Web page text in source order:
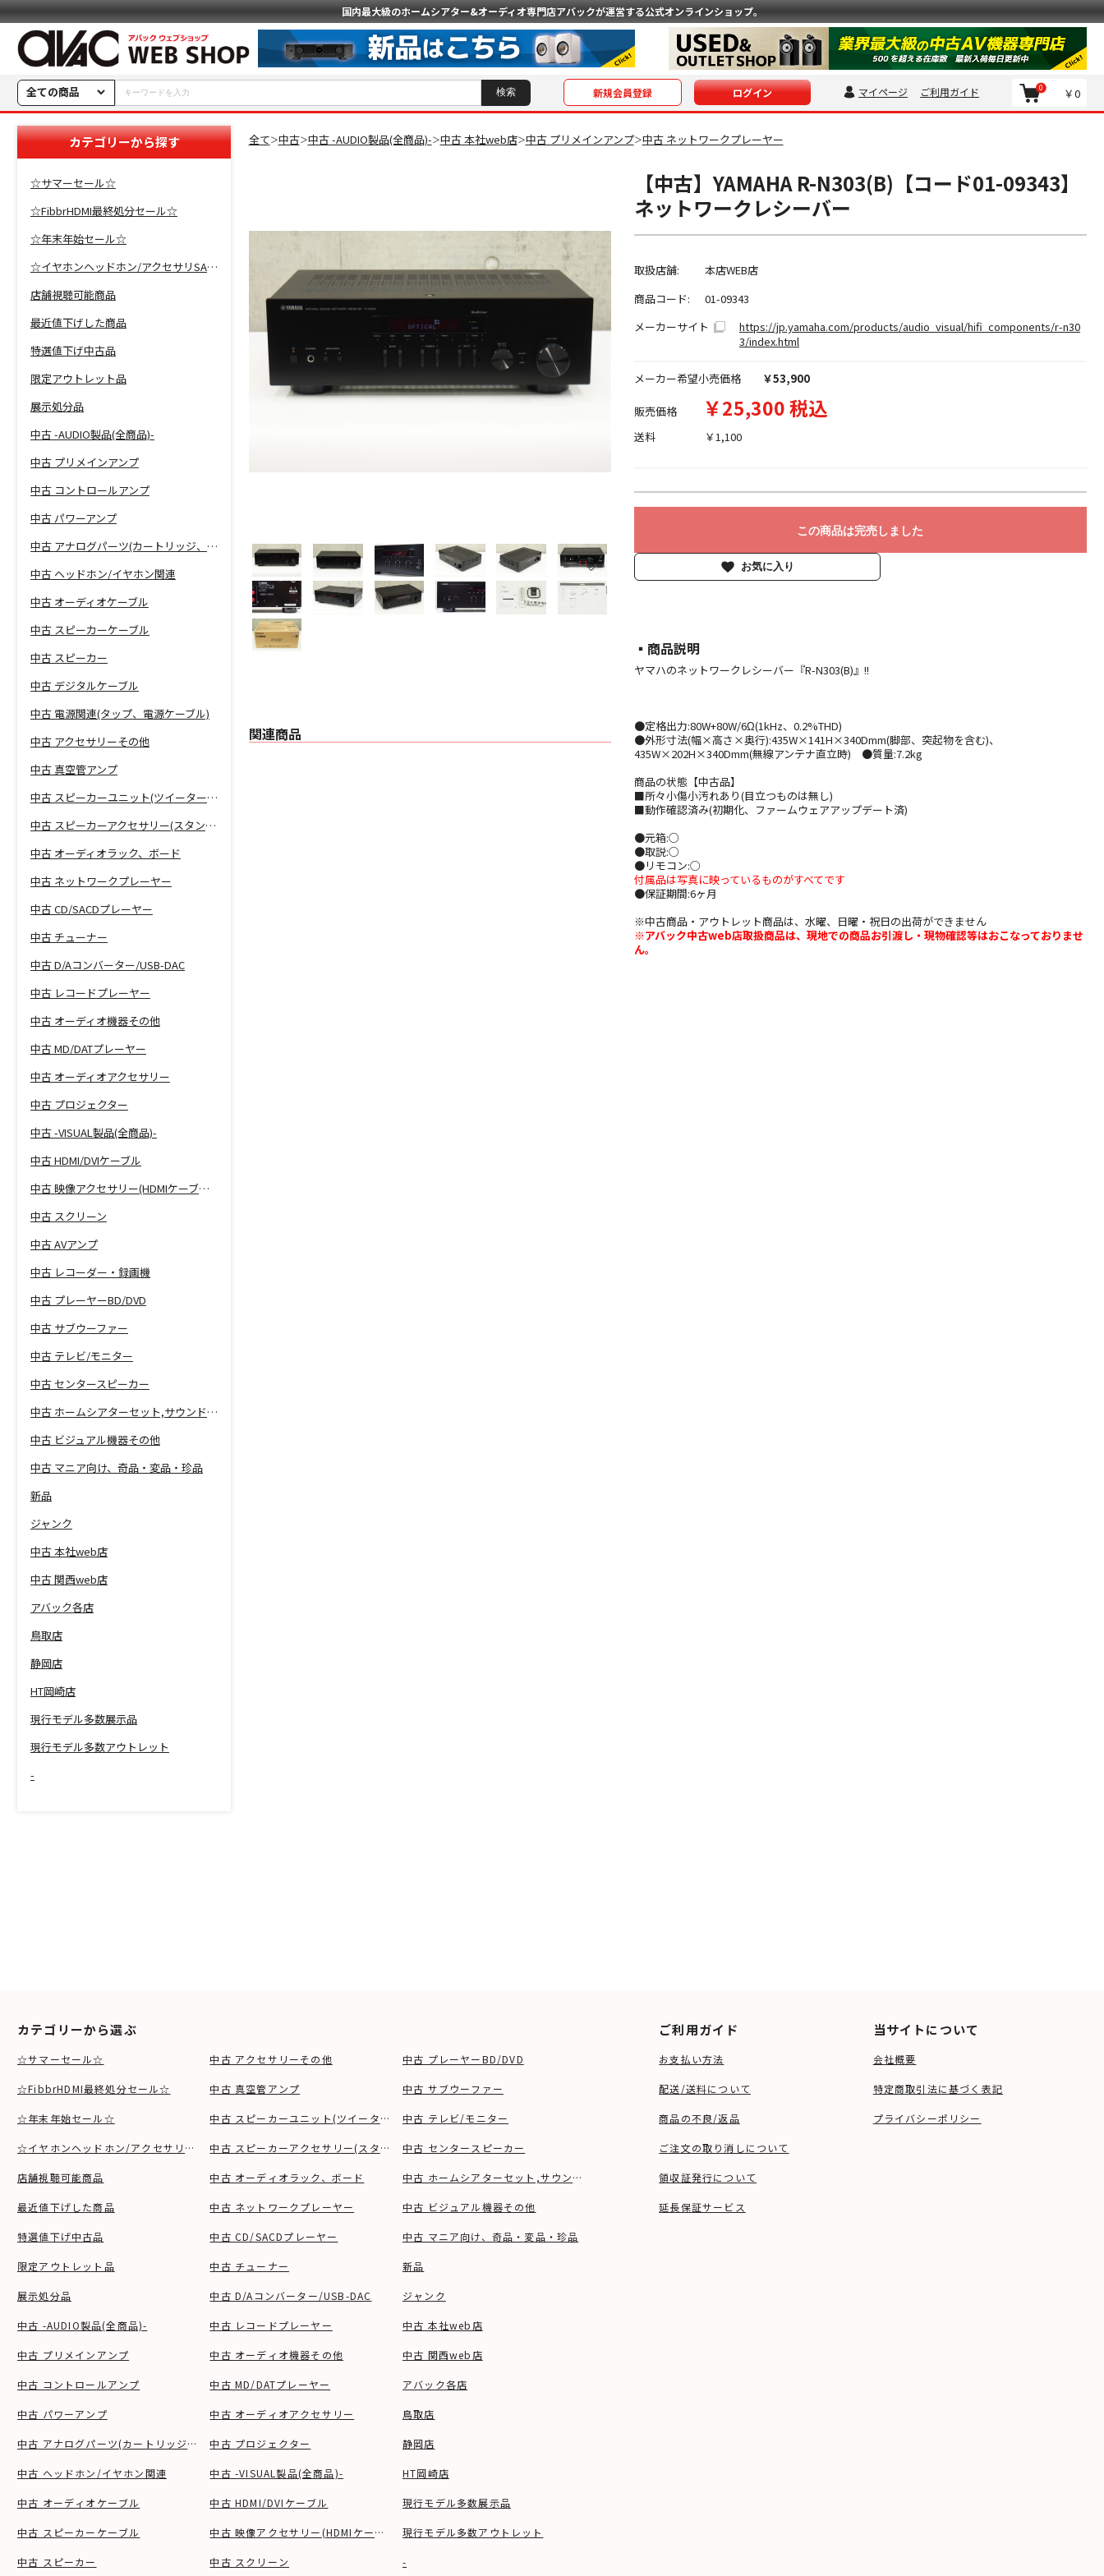
国内最大級のホームシアター&オーディオ専門店アバックが運営する公式オンラインショップ。
全ての商品 新規会員登録 ログイン マイページ ご利用ガイド ￥0
0
カテゴリーから探す
☆サマーセール☆
☆FibbrHDMI最終処分セール☆
☆年末年始セール☆
☆イヤホンヘッドホン/アクセサリSALE☆
店舗視聴可能商品
最近値下げした商品
特選値下げ中古品
限定アウトレット品
展示処分品
中古 -AUDIO製品(全商品)-
中古 プリメインアンプ
中古 コントロールアンプ
中古 パワーアンプ
中古 アナログパーツ(カートリッジ、シェル等)
中古 ヘッドホン/イヤホン関連
中古 オーディオケーブル
中古 スピーカーケーブル
中古 スピーカー
中古 デジタルケーブル
中古 電源関連(タップ、電源ケーブル)
中古 アクセサリーその他
中古 真空管アンプ
中古 スピーカーユニット(ツイーター、ウーファー等)
中古 スピーカーアクセサリー(スタンド等)
中古 オーディオラック、ボード
中古 ネットワークプレーヤー
中古 CD/SACDプレーヤー
中古 チューナー
中古 D/Aコンバーター/USB-DAC
中古 レコードプレーヤー
中古 オーディオ機器その他
中古 MD/DATプレーヤー
中古 オーディオアクセサリー
中古 プロジェクター
中古 -VISUAL製品(全商品)-
中古 HDMI/DVIケーブル
中古 映像アクセサリー(HDMIケーブル等)
中古 スクリーン
中古 AVアンプ
中古 レコーダー・録画機
中古 プレーヤーBD/DVD
中古 サブウーファー
中古 テレビ/モニター
中古 センタースピーカー
中古 ホームシアターセット,サウンドバー
中古 ビジュアル機器その他
中古 マニア向け、奇品・変品・珍品
新品
ジャンク
中古 本社web店
中古 関西web店
アバック各店
鳥取店
静岡店
HT岡崎店
現行モデル多数展示品
現行モデル多数アウトレット
-
全て＞中古＞中古 -AUDIO製品(全商品)-＞中古 本社web店＞中古 プリメインアンプ＞中古 ネットワークプレーヤー
関連商品
【中古】YAMAHA R-N303(B)【コード01-09343】
ネットワークレシーバー
取扱店舗:
本店WEB店
商品コード:
01-09343
メーカーサイト
https://jp.yamaha.com/products/audio_visual/hifi_components/r-n30
3/index.html
メーカー希望小売価格 ￥53,900
販売価格 ￥25,300 税込
送料 ￥1,100
この商品は完売しました
お気に入り
▪︎商品説明
ヤマハのネットワークレシーバー『R-N303(B)』!!
●定格出力:80W+80W/6Ω(1kHz、0.2%THD)
●外形寸法(幅×高さ×奥行):435W×141H×340Dmm(脚部、突起物を含む)、
435W×202H×340Dmm(無線アンテナ直立時) ●質量:7.2kg
商品の状態【中古品】
■所々小傷小汚れあり(目立つものは無し)
■動作確認済み(初期化、ファームウェアアップデート済)
●元箱:○
●取説:○
●リモコン:○
付属品は写真に映っているものがすべてです
●保証期間:6ヶ月
※中古商品・アウトレット商品は、水曜、日曜・祝日の出荷ができません
※アバック中古web店取扱商品は、現地での商品お引渡し・現物確認等はおこなっておりませ
ん。
カテゴリーから選ぶ
☆サマーセール☆
☆FibbrHDMI最終処分セール☆
☆年末年始セール☆
☆イヤホンヘッドホン/アクセサリSALE☆
店舗視聴可能商品
最近値下げした商品
特選値下げ中古品
限定アウトレット品
展示処分品
中古 -AUDIO製品(全商品)-
中古 プリメインアンプ
中古 コントロールアンプ
中古 パワーアンプ
中古 アナログパーツ(カートリッジ、シェル等)
中古 ヘッドホン/イヤホン関連
中古 オーディオケーブル
中古 スピーカーケーブル
中古 スピーカー
中古 アクセサリーその他
中古 真空管アンプ
中古 スピーカーユニット(ツイーター、ウーファー等)
中古 スピーカーアクセサリー(スタンド等)
中古 オーディオラック、ボード
中古 ネットワークプレーヤー
中古 CD/SACDプレーヤー
中古 チューナー
中古 D/Aコンバーター/USB-DAC
中古 レコードプレーヤー
中古 オーディオ機器その他
中古 MD/DATプレーヤー
中古 オーディオアクセサリー
中古 プロジェクター
中古 -VISUAL製品(全商品)-
中古 HDMI/DVIケーブル
中古 映像アクセサリー(HDMIケーブル等)
中古 スクリーン
中古 プレーヤーBD/DVD
中古 サブウーファー
中古 テレビ/モニター
中古 センタースピーカー
中古 ホームシアターセット,サウンドバー
中古 ビジュアル機器その他
中古 マニア向け、奇品・変品・珍品
新品
ジャンク
中古 本社web店
中古 関西web店
アバック各店
鳥取店
静岡店
HT岡崎店
現行モデル多数展示品
現行モデル多数アウトレット
-
ご利用ガイド
お支払い方法
配送/送料について
商品の不良/返品
ご注文の取り消しについて
領収証発行について
延長保証サービス
当サイトについて
会社概要
特定商取引法に基づく表記
プライバシーポリシー